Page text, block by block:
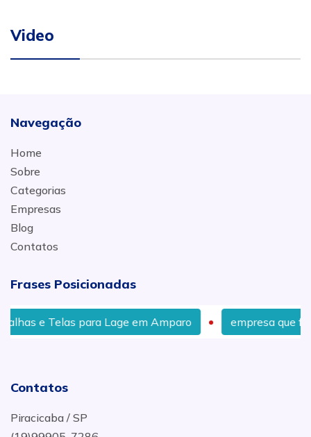
Video
Navegação
Home
Sobre
Categorias
Empresas
Blog
Contatos
Frases Posicionadas
e Telas para Lage em Amparo empresa que
Contatos
Piracicaba / SP